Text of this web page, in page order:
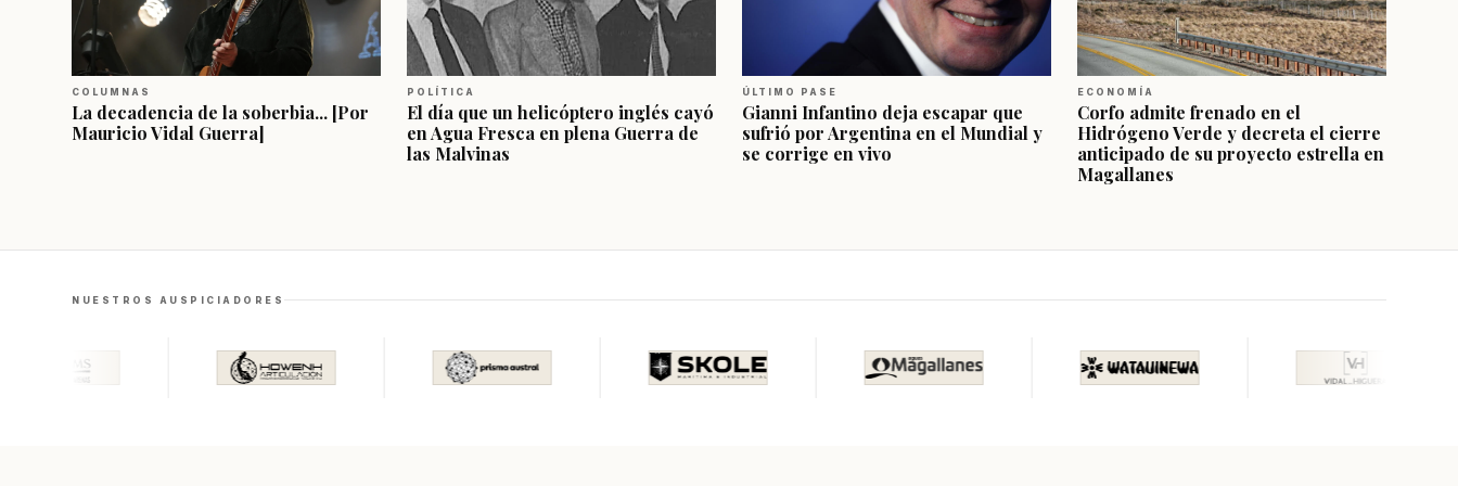
COLUMNAS
La decadencia de la soberbia... [Por
Mauricio Vidal Guerra]
POLÍTICA
El día que un helicóptero inglés cayó
en Agua Fresca en plena Guerra de
las Malvinas
ÚLTIMO PASE
Gianni Infantino deja escapar que
sufrió por Argentina en el Mundial y
se corrige en vivo
ECONOMÍA
Corfo admite frenado en el
Hidrógeno Verde y decreta el cierre
anticipado de su proyecto estrella en
Magallanes
NUESTROS AUSPICIADORES